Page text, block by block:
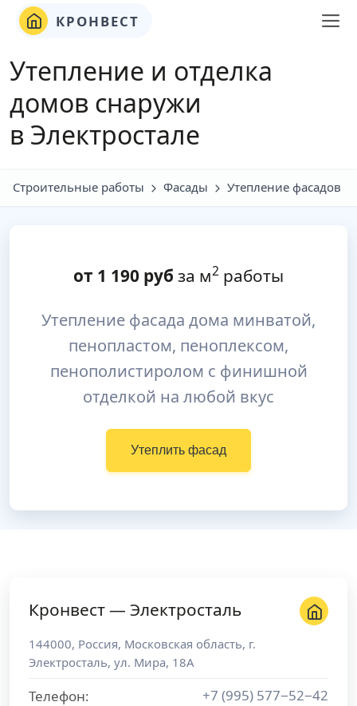
КРОНВЕСТ
Утепление и отделка
домов снаружи
в Электростале
Строительные работы Фасады Утепление фасадов
от 1 190 руб за м2 работы
Утепление фасада дома минватой,
пенопластом, пеноплексом,
пенополистиролом с финишной
отделкой на любой вкус
Утеплить фасад
Кронвест — Электросталь
144000, Россия, Московская область, г.
Электросталь, ул. Мира, 18А
Телефон:
+7 (995) 577−52−42